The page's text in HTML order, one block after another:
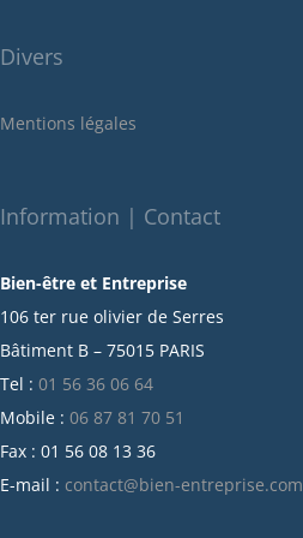
mai 2022
décembre 2021
octobre 2021
juillet 2021
juin 2021
mai 2021
avril 2021
mars 2021
février 2021
janvier 2021
Divers
Mentions légales
Information | Contact
Bien-être et Entreprise
106 ter rue olivier de Serres
Bâtiment B – 75015 PARIS
Tel : 01 56 36 06 64
Mobile : 06 87 81 70 51
Fax : 01 56 08 13 36
E-mail : contact@bien-entreprise.com